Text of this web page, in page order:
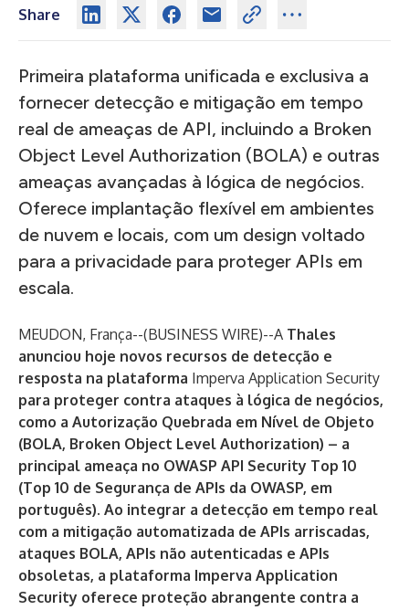
Share
Primeira plataforma unificada e exclusiva a
fornecer detecção e mitigação em tempo
real de ameaças de API, incluindo a Broken
Object Level Authorization (BOLA) e outras
ameaças avançadas à lógica de negócios.
Oferece implantação flexível em ambientes
de nuvem e locais, com um design voltado
para a privacidade para proteger APIs em
escala.
MEUDON, França--(BUSINESS WIRE)--A Thales
anunciou hoje novos recursos de detecção e
resposta na plataforma Imperva Application Security
para proteger contra ataques à lógica de negócios,
como a Autorização Quebrada em Nível de Objeto
(BOLA, Broken Object Level Authorization) – a
principal ameaça no OWASP API Security Top 10
(Top 10 de Segurança de APIs da OWASP, em
português). Ao integrar a detecção em tempo real
com a mitigação automatizada de APIs arriscadas,
ataques BOLA, APIs não autenticadas e APIs
obsoletas, a plataforma Imperva Application
Security oferece proteção abrangente contra a